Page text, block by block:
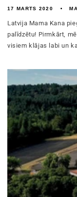
17 MARTS 2020
Latvija Mama Kana
palīdzētu! Pirmkārt,
visiem klājas labi un